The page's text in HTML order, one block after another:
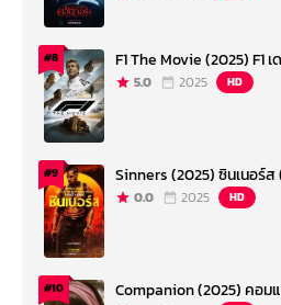
#8 F1 The Movie (2025) F1
5.0 2025 HD
#9 Sinners (2025) ซินเนอร์ส
0.0 2025 HD
#10 Companion (2025) คอม